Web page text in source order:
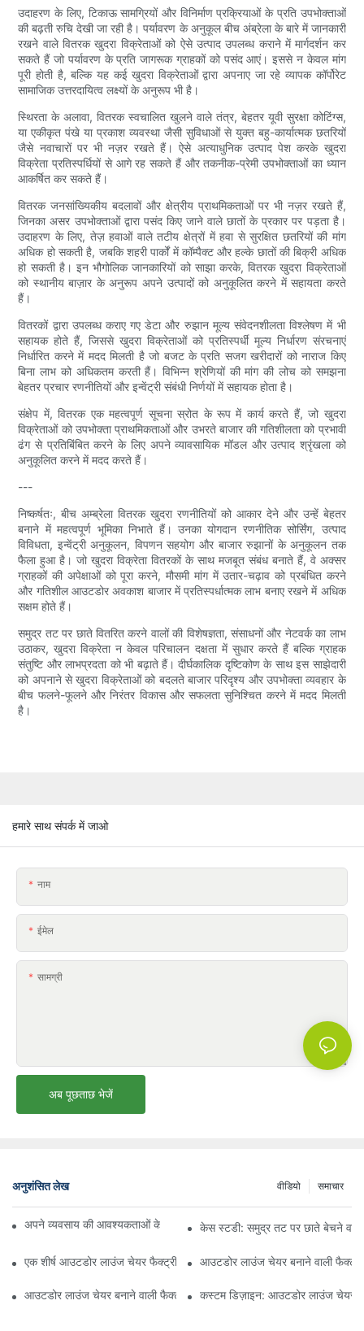
उदाहरण के लिए, टिकाऊ सामग्रियों और विनिर्माण प्रक्रियाओं के प्रति उपभोक्ताओं
की बढ़ती रुचि देखी जा रही है। पर्यावरण के अनुकूल बीच अंब्रेला के बारे में जानकारी
रखने वाले वितरक खुदरा विक्रेताओं को ऐसे उत्पाद उपलब्ध कराने में मार्गदर्शन कर
सकते हैं जो पर्यावरण के प्रति जागरूक ग्राहकों को पसंद आएं। इससे न केवल मांग
पूरी होती है, बल्कि यह कई खुदरा विक्रेताओं द्वारा अपनाए जा रहे व्यापक कॉर्पोरेट
सामाजिक उत्तरदायित्व लक्ष्यों के अनुरूप भी है।
स्थिरता के अलावा, वितरक स्वचालित खुलने वाले तंत्र, बेहतर यूवी सुरक्षा कोटिंग्स,
या एकीकृत पंखे या प्रकाश व्यवस्था जैसी सुविधाओं से युक्त बहु-कार्यात्मक छतरियों
जैसे नवाचारों पर भी नज़र रखते हैं। ऐसे अत्याधुनिक उत्पाद पेश करके खुदरा
विक्रेता प्रतिस्पर्धियों से आगे रह सकते हैं और तकनीक-प्रेमी उपभोक्ताओं का ध्यान
आकर्षित कर सकते हैं।
वितरक जनसांख्यिकीय बदलावों और क्षेत्रीय प्राथमिकताओं पर भी नज़र रखते हैं,
जिनका असर उपभोक्ताओं द्वारा पसंद किए जाने वाले छातों के प्रकार पर पड़ता है।
उदाहरण के लिए, तेज़ हवाओं वाले तटीय क्षेत्रों में हवा से सुरक्षित छतरियों की मांग
अधिक हो सकती है, जबकि शहरी पार्कों में कॉम्पैक्ट और हल्के छातों की बिक्री अधिक
हो सकती है। इन भौगोलिक जानकारियों को साझा करके, वितरक खुदरा विक्रेताओं
को स्थानीय बाज़ार के अनुरूप अपने उत्पादों को अनुकूलित करने में सहायता करते
हैं।
वितरकों द्वारा उपलब्ध कराए गए डेटा और रुझान मूल्य संवेदनशीलता विश्लेषण में भी
सहायक होते हैं, जिससे खुदरा विक्रेताओं को प्रतिस्पर्धी मूल्य निर्धारण संरचनाएं
निर्धारित करने में मदद मिलती है जो बजट के प्रति सजग खरीदारों को नाराज किए
बिना लाभ को अधिकतम करती हैं। विभिन्न श्रेणियों की मांग की लोच को समझना
बेहतर प्रचार रणनीतियों और इन्वेंट्री संबंधी निर्णयों में सहायक होता है।
संक्षेप में, वितरक एक महत्वपूर्ण सूचना स्रोत के रूप में कार्य करते हैं, जो खुदरा
विक्रेताओं को उपभोक्ता प्राथमिकताओं और उभरते बाजार की गतिशीलता को प्रभावी
ढंग से प्रतिबिंबित करने के लिए अपने व्यावसायिक मॉडल और उत्पाद श्रृंखला को
अनुकूलित करने में मदद करते हैं।
---
निष्कर्षतः, बीच अम्ब्रेला वितरक खुदरा रणनीतियों को आकार देने और उन्हें बेहतर
बनाने में महत्वपूर्ण भूमिका निभाते हैं। उनका योगदान रणनीतिक सोर्सिंग, उत्पाद
विविधता, इन्वेंट्री अनुकूलन, विपणन सहयोग और बाजार रुझानों के अनुकूलन तक
फैला हुआ है। जो खुदरा विक्रेता वितरकों के साथ मजबूत संबंध बनाते हैं, वे अक्सर
ग्राहकों की अपेक्षाओं को पूरा करने, मौसमी मांग में उतार-चढ़ाव को प्रबंधित करने
और गतिशील आउटडोर अवकाश बाजार में प्रतिस्पर्धात्मक लाभ बनाए रखने में अधिक
सक्षम होते हैं।
समुद्र तट पर छाते वितरित करने वालों की विशेषज्ञता, संसाधनों और नेटवर्क का लाभ
उठाकर, खुदरा विक्रेता न केवल परिचालन दक्षता में सुधार करते हैं बल्कि ग्राहक
संतुष्टि और लाभप्रदता को भी बढ़ाते हैं। दीर्घकालिक दृष्टिकोण के साथ इस साझेदारी
को अपनाने से खुदरा विक्रेताओं को बदलते बाजार परिदृश्य और उपभोक्ता व्यवहार के
बीच फलने-फूलने और निरंतर विकास और सफलता सुनिश्चित करने में मदद मिलती
है।
हमारे साथ संपर्क में जाओ
नाम
ईमेल
सामग्री
अब पूछताछ भेजें
अनुशंसित लेख समाचार
वीडियो
अपने व्यवसाय की आवश्यकताओं के लिए सही बीच अम्ब्रेला वितरक ढूँढना
केस स्टडी: समुद्र तट पर छाते बेचने
एक शीर्ष आउटडोर लाउंज चेयर फैक्ट्री से क्या उम्मीद करेंआउटडोर लाउंज चेयर बनाने वाली
आउटडोर लाउंज चेयर बनाने वाली फैक्ट्री की गुणवत्ता का मूल्यांकन कैसे करें
कस्टम डिज़ाइन: आउटडोर लाउंज चेयर